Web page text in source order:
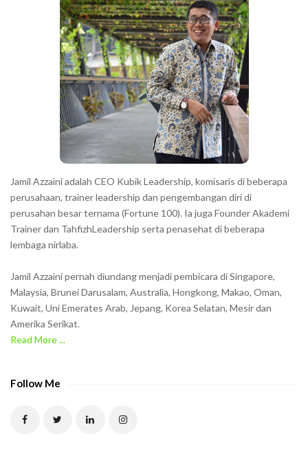
Jamil Azzaini adalah CEO Kubik Leadership, komisaris di beberapa
perusahaan, trainer leadership dan pengembangan diri di
perusahan besar ternama (Fortune 100). Ia juga Founder Akademi
Trainer dan TahfizhLeadership serta penasehat di beberapa
lembaga nirlaba.
Jamil Azzaini pernah diundang menjadi pembicara di Singapore,
Malaysia, Brunei Darusalam, Australia, Hongkong, Makao, Oman,
Kuwait, Uni Emerates Arab, Jepang, Korea Selatan, Mesir dan
Amerika Serikat.
Read More ...
Follow Me